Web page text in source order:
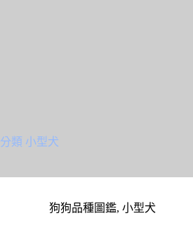
分類 小型犬
狗狗品種圖鑑, 小型犬